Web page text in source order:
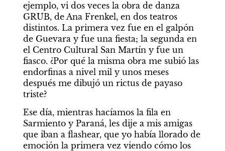
ejemplo, vi dos veces la obra de danza
GRUB, de Ana Frenkel, en dos teatros
distintos. La primera vez fue en el galpón
de Guevara y fue una fiesta; la segunda en
el Centro Cultural San Martín y fue un
fiasco. ¿Por qué la misma obra me subió las
endorfinas a nivel mil y unos meses
después me dibujó un rictus de payaso
triste?
Ese día, mientras hacíamos la fila en
Sarmiento y Paraná, les dije a mis amigas
que iban a flashear, que yo había llorado de
emoción la primera vez viendo cómo los